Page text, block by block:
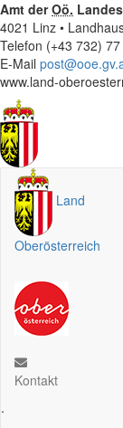
Amt derOö.
4021 Linz •
Telefon (+43 732)
E-Mail
www.land-
Land
Oberösterreich
Kontakt
.